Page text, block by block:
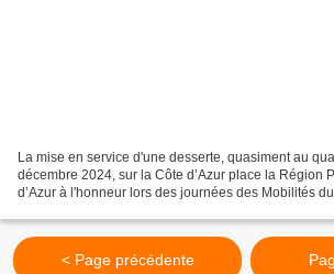
La mise en service d'une desserte, quasiment au
décembre 2024, sur la Côte d’Azur place la Région
d’Azur à l'honneur lors des journées des Mobilités
< Page précédente